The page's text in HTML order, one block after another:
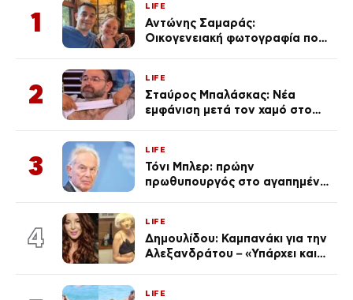
1
LIFE
Αντώνης Σαμαράς:
Οικογενειακή φωτογραφία που
Λένας
2
LIFE
Σταύρος Μπαλάσκας: Νέα
εμφάνιση μετά τον χαμό στο
3
LIFE
Τόνι Μπλερ: πρώην
πρωθυπουργός στο αγαπημένο
4
LIFE
Δημουλίδου: Καμπανάκι για την
Αλεξανδράτου – «Υπάρχει και
LIFE